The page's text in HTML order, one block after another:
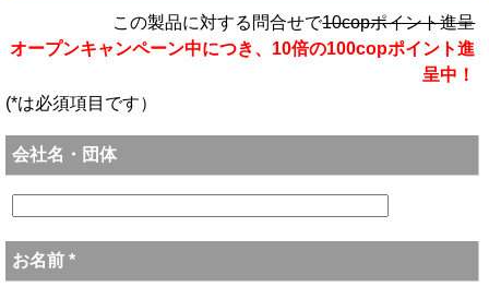
この製品に対する問合せで10copポイント進呈
オープンキャンペーン中につき、10倍の100copポイント進
呈中！
(*は必須項目です）
会社名・団体
お名前 *